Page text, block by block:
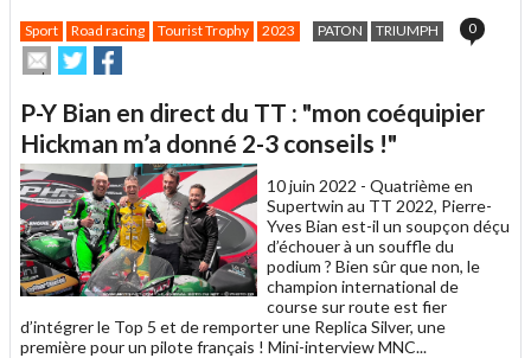
Sport Road racing Tourist Trophy 2023 PATON TRIUMPH 0
Envoyer
cet
à
un
ami
Partager
sur
sur
P-Y Bian en direct du TT : "mon coéquipier
Hickman m’a donné 2-3 conseils !"
10 juin 2022 - Quatrième en
Supertwin au TT 2022, Pierre-
Yves Bian est-il un soupçon déçu
d’échouer à un souffle du
podium ? Bien sûr que non, le
champion international de
course sur route est fier
d’intégrer le Top 5 et de remporter une Replica Silver, une
première pour un pilote français ! Mini-interview MNC...